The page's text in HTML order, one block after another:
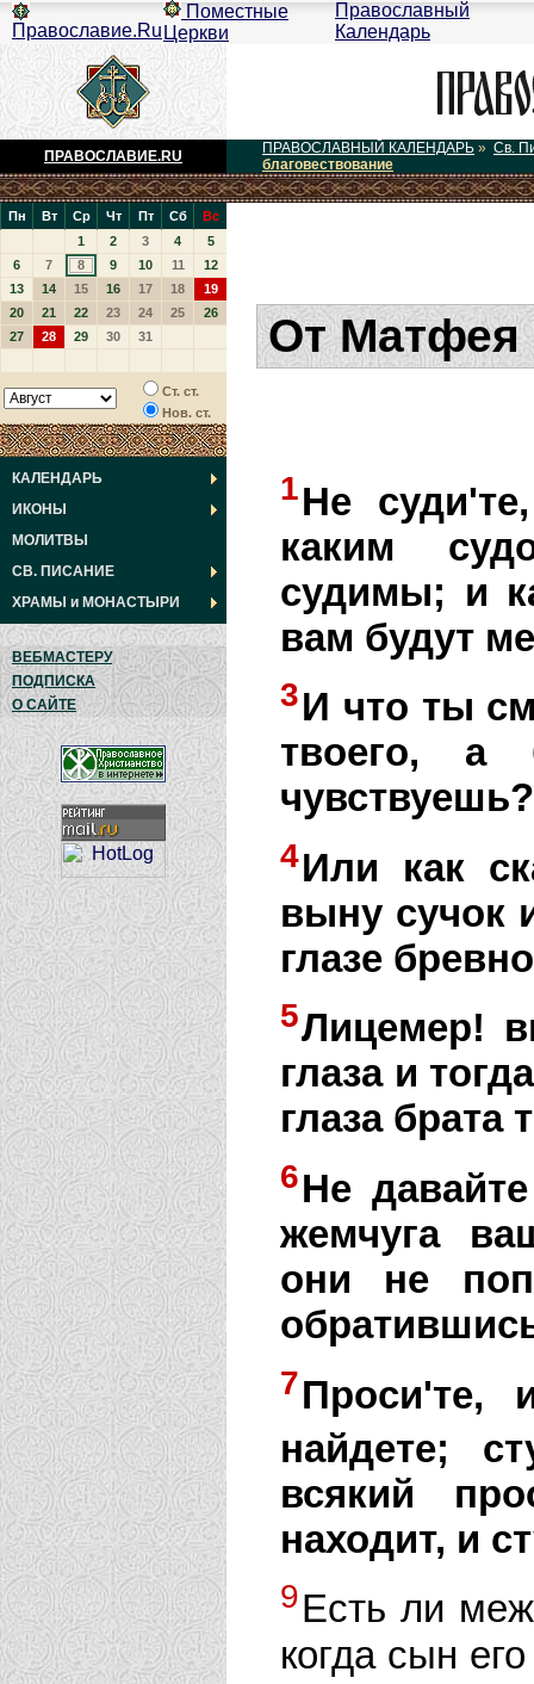
Православие.Ru
Поместные
Церкви
Православный
Календарь
ПРАВОСЛАВИЕ.RU ПРАВОСЛАВНЫЙ КАЛЕНДАРЬ » Св.
благовествование
Пн Вт Ср Чт Пт Сб
Вс
1
2 3 4
5
6
7 8 9 10 11
12
13
14 15 16 17 18
19
20
21 22 23 24 25
26
27
28 29 30 31
Ст. ст.
Нов. ст.
КАЛЕНДАРЬ
ИКОНЫ
МОЛИТВЫ
СВ. ПИСАНИЕ
ХРАМЫ и МОНАСТЫРИ
ВЕБМАСТЕРУ
ПОДПИСКА
О САЙТЕ
От Матфея
1Не
каким
судимы; и
вам будут
3И что ты
твоего, а
чувствуешь?
4Или как
выну сучок
глазе
5Лицемер!
глаза и
глаза брата
6Не
жемчуга
они не
7Проси'те,
найдете;
всякий
находит, и
9Есть ли
когда сын